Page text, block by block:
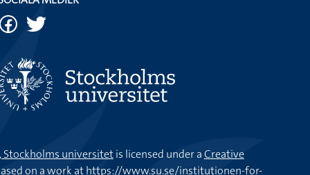
universitetis licensed under aCreative
on a work athttps://www.su.se/institutionen-for-